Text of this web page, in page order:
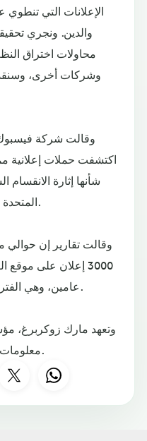
الإعلانات التي
والدين. ونجري
محاولات اختراق
وشركات أخرى،
وقالت شركة
اكتشفت حملات إعلانية
شأنها إثارة
المتحدة على شبكتها للتواصل الاجتماعي.
وقالت تقارير إن حوالي
3000 إعلان على
عامين، وهي الفترة التي انتهت في مايو/ آذار 2017.
وتعهد مارك زوكربرغ،
معلومات في هذا الشأن للإدارة الأمريكية.